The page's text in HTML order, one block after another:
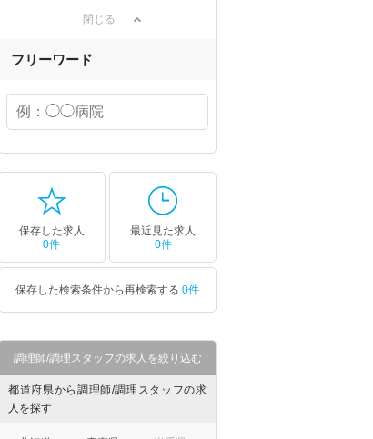
閉じる
フリーワード
保存した求人
0件
最近見た求人
0件
保存した検索条件から再検索する 0件
調理師/調理スタッフの求人を絞り込む
都道府県から調理師/調理スタッフの求
人を探す